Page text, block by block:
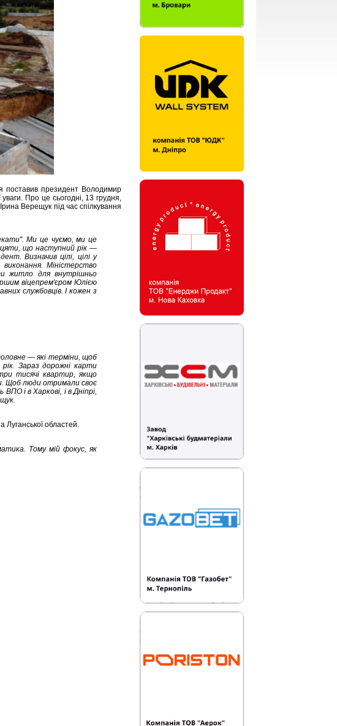
поставив президент Володимир
Про це сьогодні, 13 грудня,
Верещук під час спілкування
Ми це чуємо, ми це
що наступний рік —
Визначив цілі, цілі у
Міністерство
житло для внутрішньо
віцепрем'єром Юлією
службовців. І кожен з
— які терміни, щоб
Зараз дорожні карти
тисячі квартир, якщо
Щоб люди отримали своє
і в Харкові, і в Дніпрі,
областей.
Тому мій фокус, як